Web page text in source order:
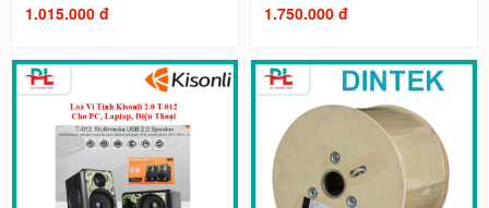
1.015.000 đ 1.750.000 đ